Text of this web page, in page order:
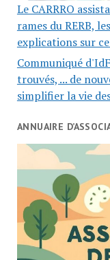
Le CARRRO
rames du RERB,
explications sur
Communiqué
trouvés, ... de
simplifier la vie
ANNUAIRE